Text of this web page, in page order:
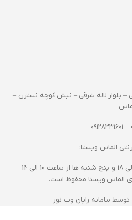
– بلوار لاله شرقی – نبش کوچه نسترن –
الماس ویستا:
الماس ویستا محفوظ است.
توسط سامانه رایان وب نور